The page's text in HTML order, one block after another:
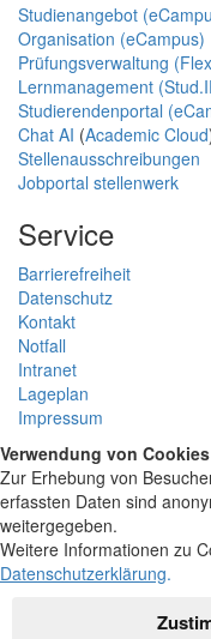
Studienangebot
Organisation (eCampus)
Prüfungsverwaltung
Lernmanagement
Studierendenportal
Chat AI (Academic Cloud
Stellenausschreibungen
Jobportal stellenwerk
Service
Barrierefreiheit
Datenschutz
Kontakt
Notfall
Intranet
Lageplan
Impressum
Verwendung von Cookies
Zur Erhebung von
erfassten Daten sind
weitergegeben.
Weitere Informationen zu
Datenschutzerklärung.